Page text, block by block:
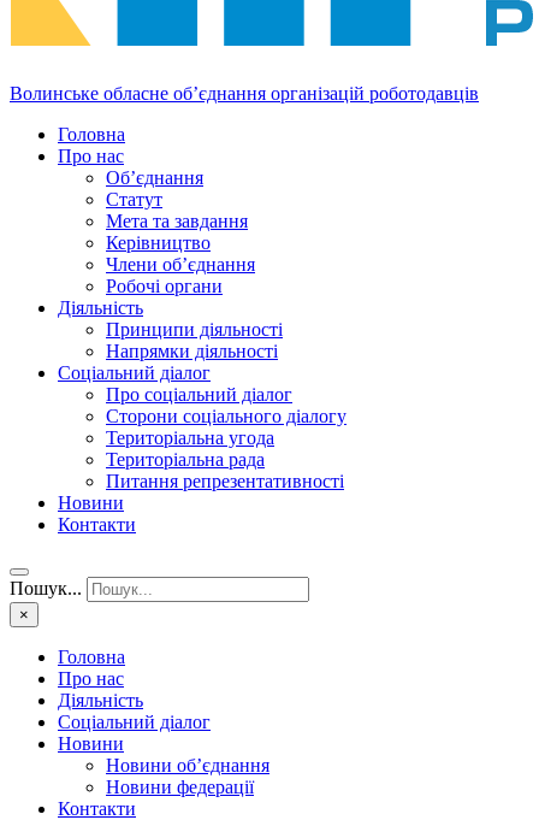
Волинське обласне об’єднання організацій роботодавців
Головна
Про нас
Об’єднання
Статут
Мета та завдання
Керівництво
Члени об’єднання
Робочі органи
Діяльність
Принципи діяльності
Напрямки діяльності
Соціальний діалог
Про соціальний діалог
Сторони соціального діалогу
Територіальна угода
Територіальна рада
Питання репрезентативності
Новини
Контакти
Пошук...
×
Головна
Про нас
Діяльність
Соціальний діалог
Новини
Новини об’єднання
Новини федерації
Контакти